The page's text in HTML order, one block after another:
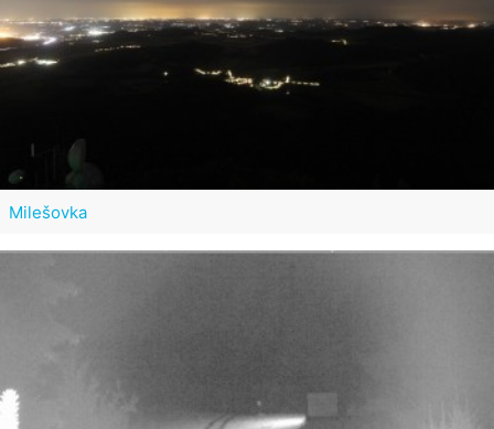
Milešovka